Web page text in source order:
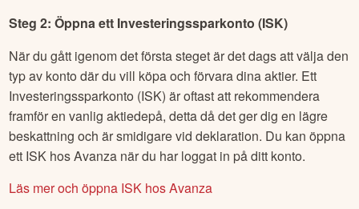
Steg 2: Öppna ett Investeringssparkonto (ISK)
När du gått igenom det första steget är det dags att välja den
typ av konto där du vill köpa och förvara dina aktier. Ett
Investeringssparkonto (ISK) är oftast att rekommendera
framför en vanlig aktiedepå, detta då det ger dig en lägre
beskattning och är smidigare vid deklaration. Du kan öppna
ett ISK hos Avanza när du har loggat in på ditt konto.
Läs mer och öppna ISK hos Avanza